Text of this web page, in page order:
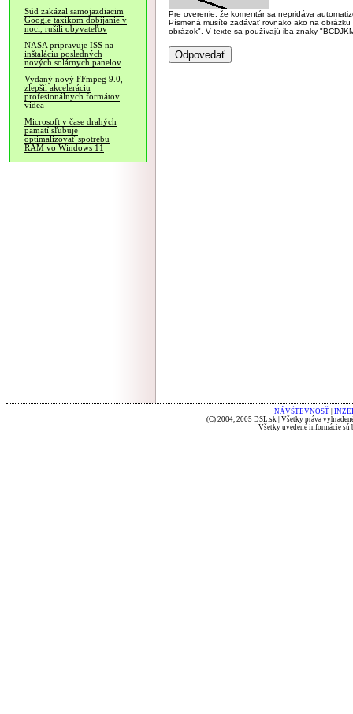
Súd zakázal samojazdiacim
Google taxíkom dobíjanie v
noci, rušili obyvateľov
NASA pripravuje ISS na
inštaláciu posledných
nových solárnych panelov
Vydaný nový FFmpeg 9.0,
zlepšil akceleráciu
profesionálnych formátov
videa
Microsoft v čase drahých
pamätí sľubuje
optimalizovať spotrebu
RAM vo Windows 11
Pre overenie, že komentár sa nepridáva
Písmená musíte zadávať rovnako ako na
obrázok". V texte sa používajú iba znaky
NÁVŠTEVNOSŤ
(C) 2004, 2005 DSL.sk | Všetky práva
Všetky uvedené informácie sú